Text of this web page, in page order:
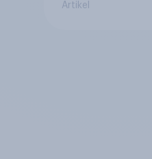
Artikel